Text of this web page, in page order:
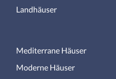
Landhäuser
Mediterrane Häuser
Moderne Häuser